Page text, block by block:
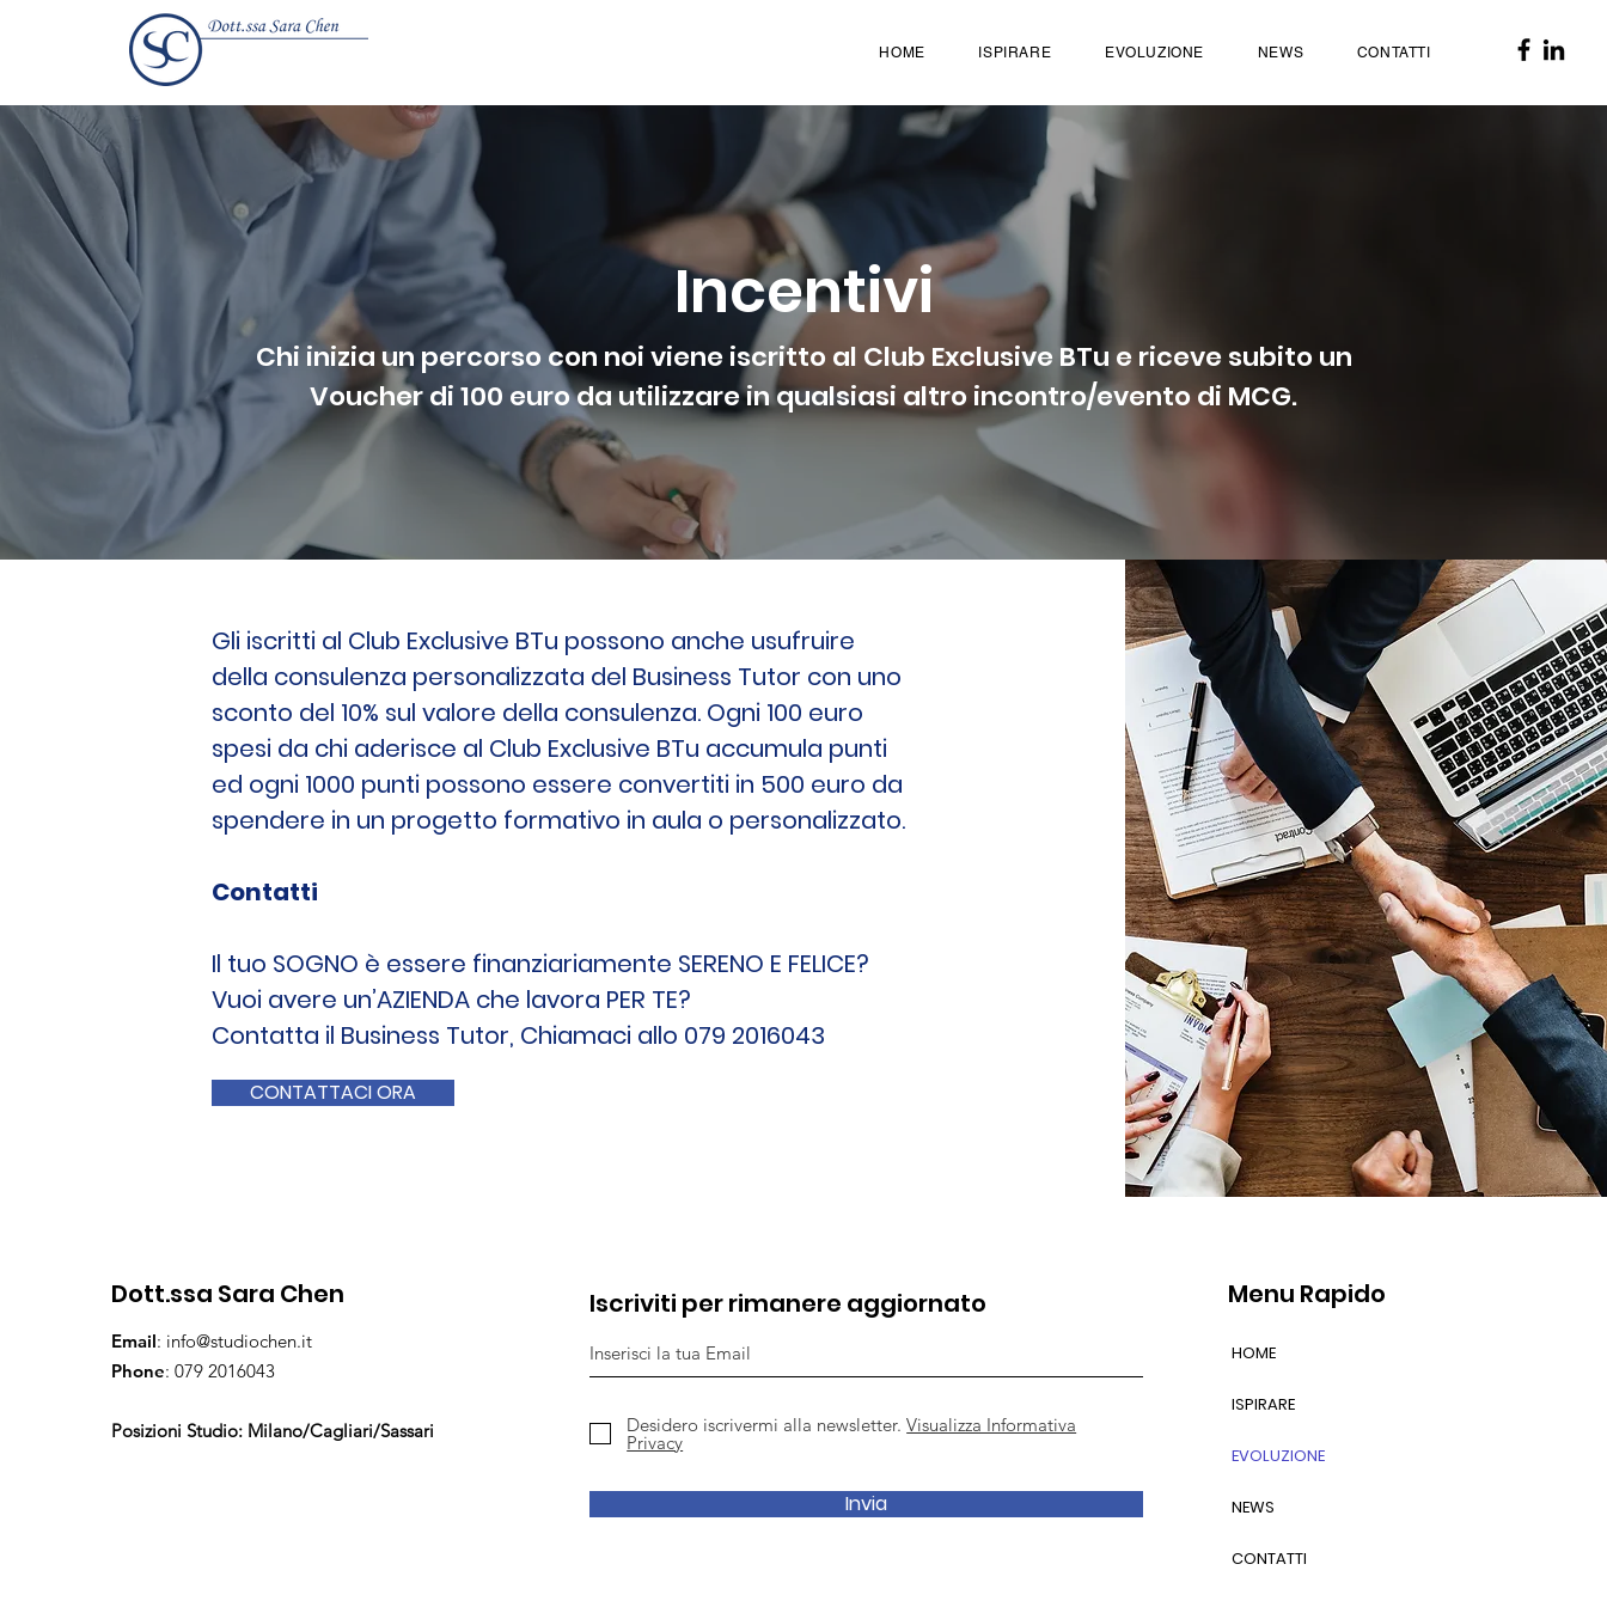
HOME ISPIRARE EVOLUZIONE NEWS CONTATTI
Incentivi
Chi inizia un percorso con noi viene iscritto al Club Exclusive BTu e riceve subito un
Voucher di 100 euro da utilizzare in qualsiasi altro incontro/evento di MCG.
Gli iscritti al Club Exclusive BTu possono anche usufruire
della consulenza personalizzata del Business Tutor con uno
sconto del 10% sul valore della consulenza. Ogni 100 euro
spesi da chi aderisce al Club Exclusive BTu accumula punti
ed ogni 1000 punti possono essere convertiti in 500 euro da
spendere in un progetto formativo in aula o personalizzato.
Contatti
Il tuo SOGNO è essere finanziariamente SERENO E FELICE?
Vuoi avere un’AZIENDA che lavora PER TE?
Contatta il Business Tutor, Chiamaci allo 079 2016043
CONTATTACI ORA
Dott.ssa Sara Chen
Email: info@studiochen.it
Phone: 079 2016043
Posizioni Studio: Milano/Cagliari/Sassari
Iscriviti per rimanere aggiornato
Desidero iscrivermi alla newsletter. Visualizza Informativa
Privacy
Invia
Menu Rapido
HOME
ISPIRARE
EVOLUZIONE
NEWS
CONTATTI